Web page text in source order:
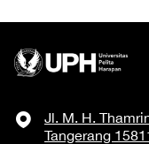
Jl. M. H.
Tangerang